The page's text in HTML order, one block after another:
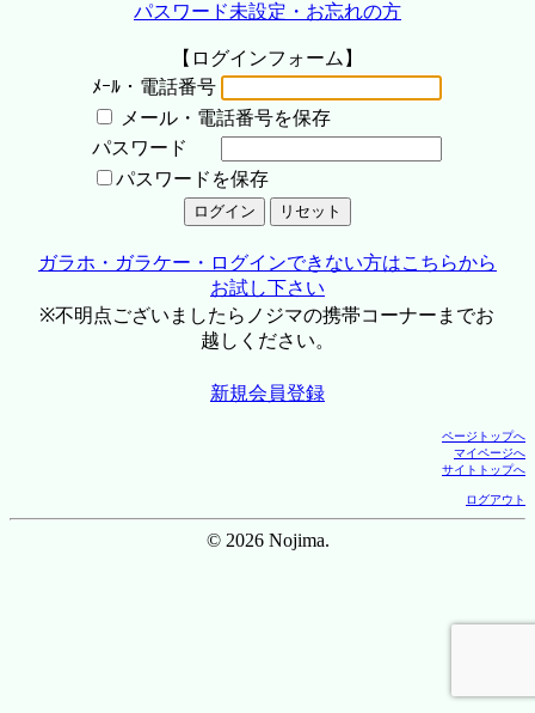
パスワード未設定・お忘れの方
【ログインフォーム】
ﾒｰﾙ・電話番号
メール・電話番号を保存
パスワード
パスワードを保存
ガラホ・ガラケー・ログインできない方はこちらから
お試し下さい
※不明点ございましたらノジマの携帯コーナーまでお
越しください。
新規会員登録
ページトップへ
マイページへ
サイトトップへ
ログアウト
© 2026 Nojima.